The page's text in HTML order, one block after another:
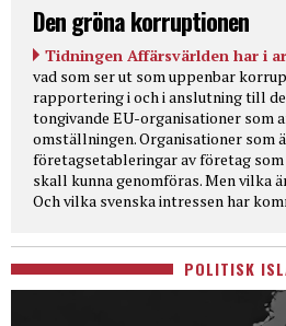
Den gröna korruptionen
Tidningen Affärsvärlden har i
vad som ser ut som uppenbar
rapportering i och i anslutning till
tongivande EU-organisationer som
omställningen. Organisationer som
företagsetableringar av företag
skall kunna genomföras. Men vilka
Och vilka svenska intressen har
POLITISK